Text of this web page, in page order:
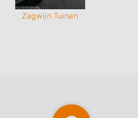
Zagwijn Tuinen